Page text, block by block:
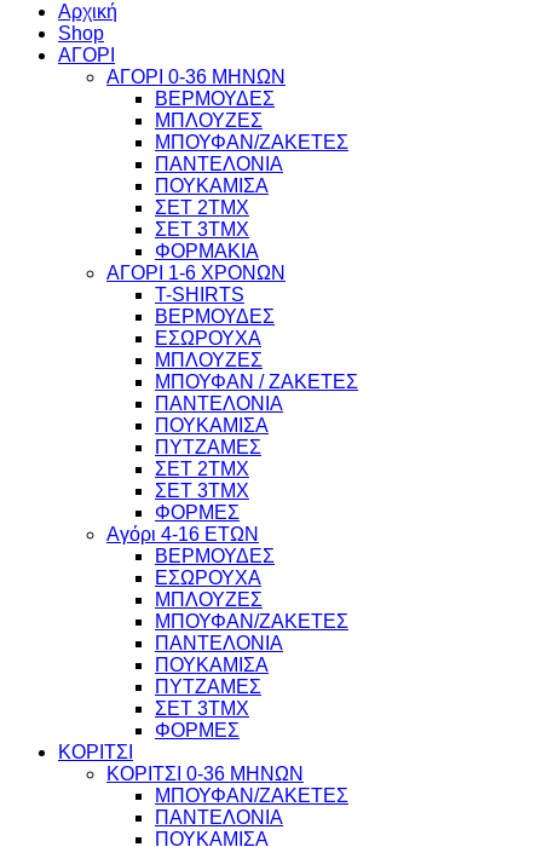
Αρχική
Shop
ΑΓΟΡΙ
ΑΓΟΡΙ 0-36 ΜΗΝΩΝ
ΒΕΡΜΟΥΔΕΣ
ΜΠΛΟΥΖΕΣ
ΜΠΟΥΦΑΝ/ΖΑΚΕΤΕΣ
ΠΑΝΤΕΛΟΝΙΑ
ΠΟΥΚΑΜΙΣΑ
ΣΕΤ 2ΤΜΧ
ΣΕΤ 3ΤΜΧ
ΦΟΡΜΑΚΙΑ
ΑΓΟΡΙ 1-6 ΧΡΟΝΩΝ
T-SHIRTS
ΒΕΡΜΟΥΔΕΣ
ΕΣΩΡΟΥΧΑ
ΜΠΛΟΥΖΕΣ
ΜΠΟΥΦΑΝ / ΖΑΚΕΤΕΣ
ΠΑΝΤΕΛΟΝΙΑ
ΠΟΥΚΑΜΙΣΑ
ΠΥΤΖΑΜΕΣ
ΣΕΤ 2ΤΜΧ
ΣΕΤ 3ΤΜΧ
ΦΟΡΜΕΣ
Αγόρι 4-16 ΕΤΩΝ
ΒΕΡΜΟΥΔΕΣ
ΕΣΩΡΟΥΧΑ
ΜΠΛΟΥΖΕΣ
ΜΠΟΥΦΑΝ/ΖΑΚΕΤΕΣ
ΠΑΝΤΕΛΟΝΙΑ
ΠΟΥΚΑΜΙΣΑ
ΠΥΤΖΑΜΕΣ
ΣΕΤ 3ΤΜΧ
ΦΟΡΜΕΣ
ΚΟΡΙΤΣΙ
ΚΟΡΙΤΣΙ 0-36 ΜΗΝΩΝ
ΜΠΟΥΦΑΝ/ΖΑΚΕΤΕΣ
ΠΑΝΤΕΛΟΝΙΑ
ΠΟΥΚΑΜΙΣΑ